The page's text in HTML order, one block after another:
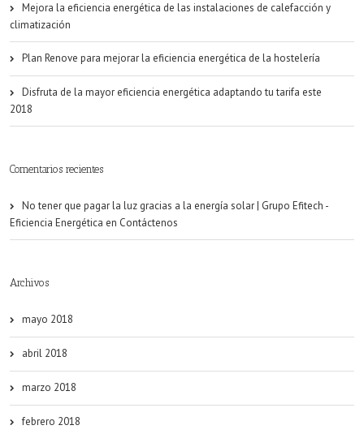
Mejora la eficiencia energética de las instalaciones de calefacción y
climatización
Plan Renove para mejorar la eficiencia energética de la hostelería
Disfruta de la mayor eficiencia energética adaptando tu tarifa este
2018
Comentarios recientes
No tener que pagar la luz gracias a la energía solar | Grupo Efitech -
Eficiencia Energética en Contáctenos
Archivos
mayo 2018
abril 2018
marzo 2018
febrero 2018